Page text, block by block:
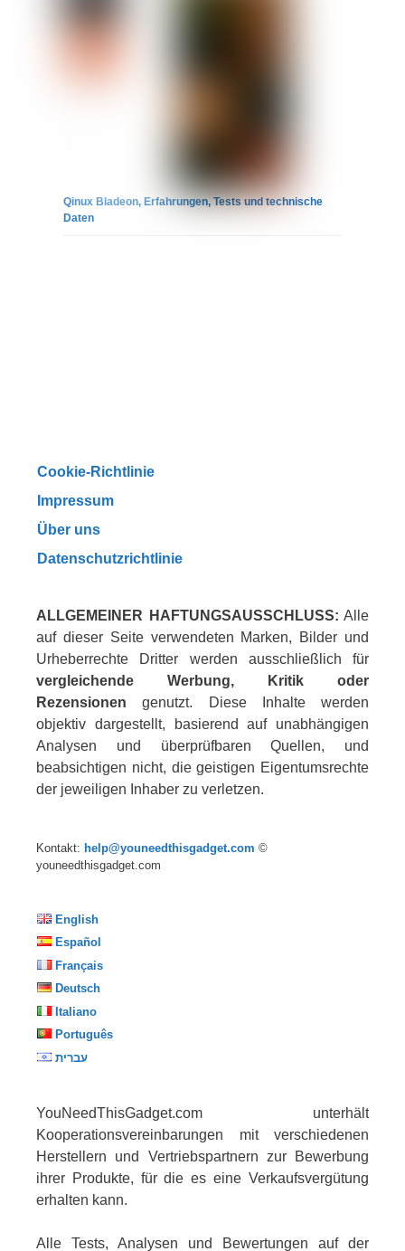
Qinux Bladeon, Erfahrungen, Tests und technische
Daten
Cookie-Richtlinie
Impressum
Über uns
Datenschutzrichtlinie
ALLGEMEINER HAFTUNGSAUSSCHLUSS: Alle
auf dieser Seite verwendeten Marken, Bilder und
Urheberrechte Dritter werden ausschließlich für
vergleichende Werbung, Kritik oder
Rezensionen genutzt. Diese Inhalte werden
objektiv dargestellt, basierend auf unabhängigen
Analysen und überprüfbaren Quellen, und
beabsichtigen nicht, die geistigen Eigentumsrechte
der jeweiligen Inhaber zu verletzen.
Kontakt: help@youneedthisgadget.com ©
youneedthisgadget.com
English
Español
Français
Deutsch
Italiano
Português
עברית
YouNeedThisGadget.com unterhält
Kooperationsvereinbarungen mit verschiedenen
Herstellern und Vertriebspartnern zur Bewerbung
ihrer Produkte, für die es eine Verkaufsvergütung
erhalten kann.
Alle Tests, Analysen und Bewertungen auf der